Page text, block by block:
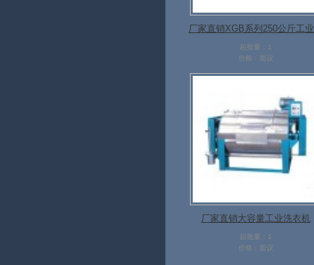
厂家直销XGB系列250公斤工
衣机
起批量：1
价格：面议
厂家直销大容量工业洗衣机
起批量：1
价格：面议